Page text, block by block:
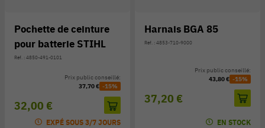
Pochette de ceinture
pour batterie STIHL
Réf. : 4850-491-0101
32,00 €
Prix public conseillé:
37,70 € -15%
EXPÉ SOUS 3/7 JOURS
Harnais BGA 85
Réf. : 4853-710-9000
37,20 €
Prix public conseillé:
43,80 € -15%
EN STOCK